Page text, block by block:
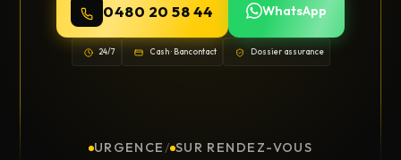
0480 20 58 44 WhatsApp
24/7 Cash · Bancontact Dossier assurance
URGENCE / SUR RENDEZ-VOUS